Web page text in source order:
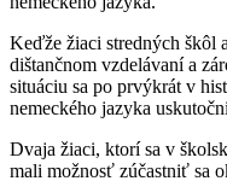
Keďže žiaci stredných škôl
dištančnom vzdelávaní a
situáciu sa po prvýkrát v
nemeckého jazyka
Dvaja žiaci, ktorí sa v
mali možnosť zúčastniť sa